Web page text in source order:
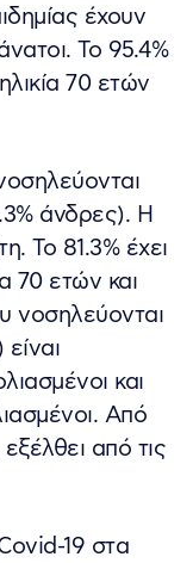
έχουν
Το 95.4%
70 ετών
άνδρες). Η
To 81.3% έχει
70 ετών και
και
Από
από τις
19 στα